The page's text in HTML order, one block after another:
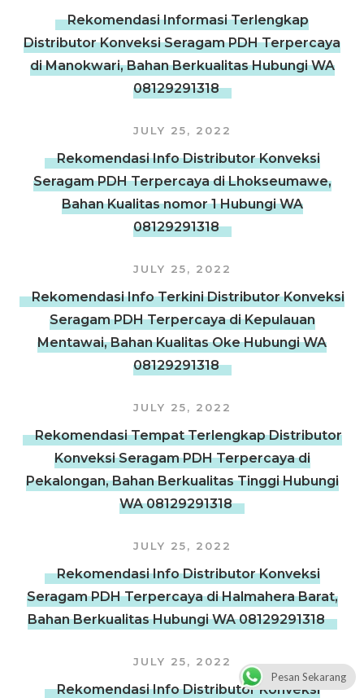
Rekomendasi Informasi Terlengkap
Distributor Konveksi Seragam PDH Terpercaya
di Manokwari, Bahan Berkualitas Hubungi WA
08129291318
JULY 25, 2022
Rekomendasi Info Distributor Konveksi
Seragam PDH Terpercaya di Lhokseumawe,
Bahan Kualitas nomor 1 Hubungi WA
08129291318
JULY 25, 2022
Rekomendasi Info Terkini Distributor Konveksi
Seragam PDH Terpercaya di Kepulauan
Mentawai, Bahan Kualitas Oke Hubungi WA
08129291318
JULY 25, 2022
Rekomendasi Tempat Terlengkap Distributor
Konveksi Seragam PDH Terpercaya di
Pekalongan, Bahan Berkualitas Tinggi Hubungi
WA 08129291318
JULY 25, 2022
Rekomendasi Info Distributor Konveksi
Seragam PDH Terpercaya di Halmahera Barat,
Bahan Berkualitas Hubungi WA 08129291318
JULY 25, 2022
Rekomendasi Info Distributor Konveksi
Pesan Sekarang